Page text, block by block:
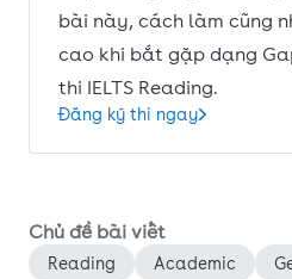
bài này, cách làm cũng
cao khi bắt gặp dạng
thi IELTS Reading.
Đăng ký thi ngay
Chủ đề bài viết
Reading Academic